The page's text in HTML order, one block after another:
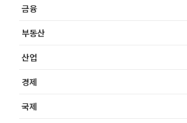
금융
부동산
산업
경제
국제